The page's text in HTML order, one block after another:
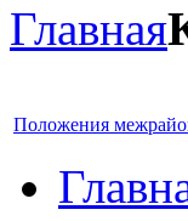
Главная
Положения